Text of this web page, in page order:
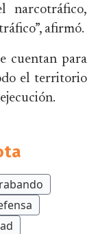
narcotráfico,
afirmó.
cuentan para
el territorio